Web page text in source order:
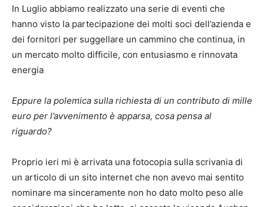
In Luglio abbiamo realizzato una serie di eventi che
hanno visto la partecipazione dei molti soci dell’azienda e
dei fornitori per suggellare un cammino che continua, in
un mercato molto difficile, con entusiasmo e rinnovata
energia
Eppure la polemica sulla richiesta di un contributo di mille
euro per l’avvenimento è apparsa, cosa pensa al
riguardo?
Proprio ieri mi è arrivata una fotocopia sulla scrivania di
un articolo di un sito internet che non avevo mai sentito
nominare ma sinceramente non ho dato molto peso alle